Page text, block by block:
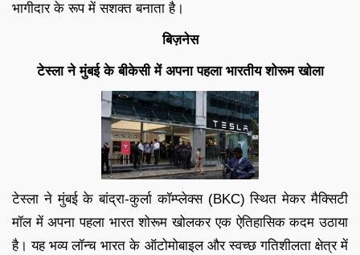
भागीदार के रूप में सशक्त बनाता है।
बिज़नेस
टेस्ला ने मुंबई के बीकेसी में अपना पहला भारतीय शोरूम खोला
टेस्ला ने मुंबई के बांद्रा-कुर्ला कॉम्प्लेक्स (BKC) स्थित मेकर मैक्सिटी
मॉल में अपना पहला भारत शोरूम खोलकर एक ऐतिहासिक कदम उठाया
है। यह भव्य लॉन्च भारत के ऑटोमोबाइल और स्वच्छ गतिशीलता क्षेत्र में